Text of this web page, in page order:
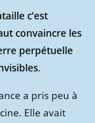
c’est
convaincre les
perpétuelle
.
a pris peu à
Elle avait